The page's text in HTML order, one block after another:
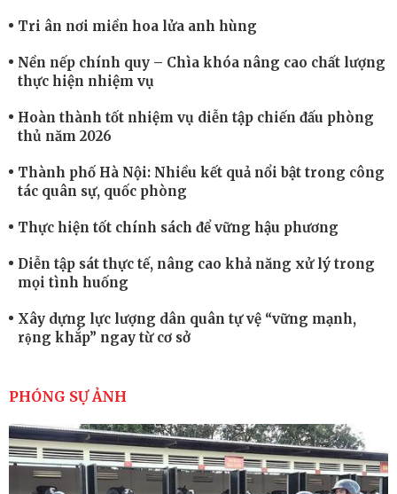
Tri ân nơi miền hoa lửa anh hùng
Nền nếp chính quy – Chìa khóa nâng cao chất lượng
thực hiện nhiệm vụ
Hoàn thành tốt nhiệm vụ diễn tập chiến đấu phòng
thủ năm 2026
Thành phố Hà Nội: Nhiều kết quả nổi bật trong công
tác quân sự, quốc phòng
Thực hiện tốt chính sách để vững hậu phương
Diễn tập sát thực tế, nâng cao khả năng xử lý trong
mọi tình huống
Xây dựng lực lượng dân quân tự vệ “vững mạnh,
rộng khắp” ngay từ cơ sở
cao sức mạnh chiến đấu
Tiểu đoàn Thiết giáp hoàn thành tốt diễn tập chiến
thuật có bắn đạn thật
Nơi sinh viên rèn ý trí, luyện kỹ năng
PHÓNG SỰ ẢNH